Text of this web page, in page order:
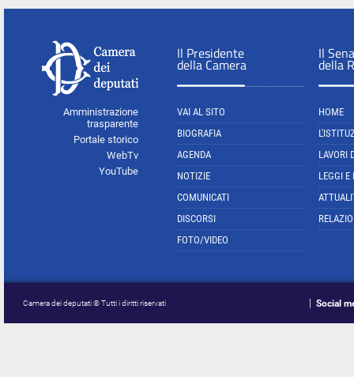
Amministrazione
trasparente
Portale storico
WebTv
YouTube
Il Presidente
della Camera
VAI AL SITO
BIOGRAFIA
AGENDA
NOTIZIE
COMUNICATI
DISCORSI
FOTO/VIDEO
Il
della
HOME
LAVORI
LEGGI E
Camera dei deputati © Tutti i diritti riservati Social